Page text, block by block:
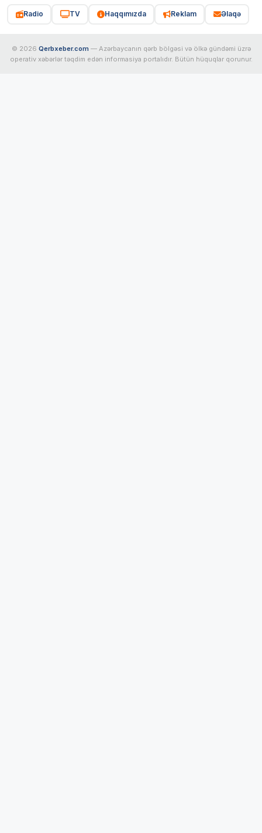
Radio TV Haqqımızda Reklam Əlaqə
© 2026 Qerbxeber.com — Azərbaycanın qərb bölgəsi və ölkə gündəmi üzrə
operativ xəbərlər təqdim edən informasiya portalıdır. Bütün hüquqlar qorunur.